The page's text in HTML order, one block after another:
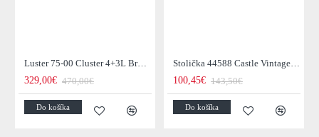
Luster 75-00 Cluster 4+3L Brown + Jantar Glass
329,00€ 470,00€
Do košíka
Stolička 44588 Castle Vintage Black
100,45€ 143,50€
Do košíka